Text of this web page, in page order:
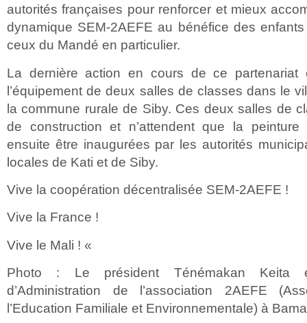
autorités françaises pour renforcer et mieux
dynamique SEM-2AEFE au bénéfice des
ceux du Mandé en particulier.
La dernière action en cours de ce partenariat
l’équipement de deux salles de classes dans le
la commune rurale de Siby. Ces deux salles de
de construction et n’attendent que la
ensuite être inaugurées par les autorités
locales de Kati et de Siby.
Vive la coopération décentralisée SEM-2AEFE !
Vive la France !
Vive le Mali ! «
Photo : Le président Ténémakan Keita
d’Administration de l’association 2AEFE
l’Education Familiale et Environnementale) à